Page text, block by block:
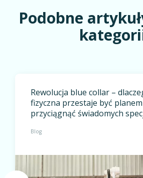
Podobne
Rewolucja blue collar –
fizyczna przestaje być
przyciągnąć świadomych
Blog